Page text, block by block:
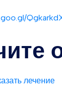
лечение